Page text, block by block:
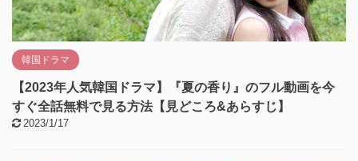
韓国ドラマ
【2023年人気韓国ドラマ】『夏の香り』のフル動画を今
すぐ全話無料で見る方法【見どころ&あらすじ】
2023/1/17